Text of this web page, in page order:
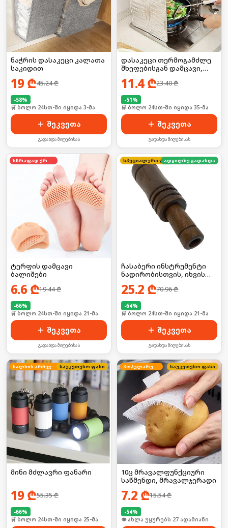
ნაჭრის დასაკეცი კალათა
საკიდით
19 ₾45.24₾
-58%
🛒 ბოლო 24სთ-ში იყიდა 3-მა
შეკვეთა
გადახდა მიღებისას
დასაკეცი თერმოგამძლე
შხეფებისგან დამცავი,
მრავალჯერადი
11.4₾23.40₾
-51%
🛒 ბოლო 24სთ-ში იყიდა 35-მა
შეკვეთა
გადახდა მიღებისას
სწრაფად ქრება
ტერფის დამცავი
ბალიშები
6.6 ₾19.44₾
-66%
🛒 ბოლო 24სთ-ში იყიდა 21-მა
შეკვეთა
გადახდა მიღებისას
სპეციალური ფასი
ადგილზე გადახდა
ჩასაბერი ინსტრუმენტი
ნადირობისთვის, იხვის
ხმის სიმულატორი
25.2 ₾70.96₾
-64%
🛒 ბოლო 24სთ-ში იყიდა 21-მა
შეკვეთა
გადახდა მიღებისას
ხალხის არჩევანი საუკეთესო ფასი
მინი მძლავრი ფანარი
19 ₾55.35₾
-66%
🛒 ბოლო 24სთ-ში იყიდა 25-მა
პოპულარული საუკეთესო ფასი
10ც მრავალფუნქციური
საწმენდი, მრავალჯერადი
7.2 ₾15.54₾
-54%
🛒 ბოლო 24სთ-ში იყიდა 36-მა